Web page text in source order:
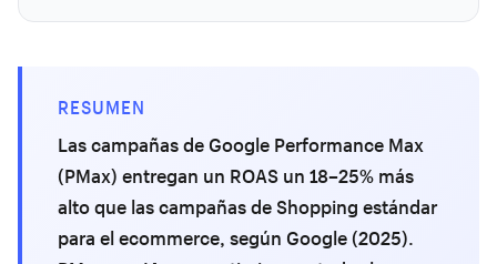
RESUMEN
Las campañas de Google Performance Max
(PMax) entregan un ROAS un 18–25% más
alto que las campañas de Shopping estándar
para el ecommerce, según Google (2025).